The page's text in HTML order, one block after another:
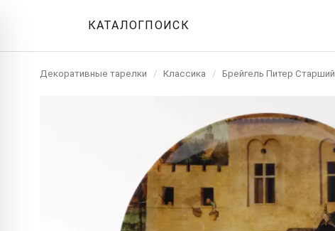
КАТАЛОГПОИСК
Декоративные тарелки / Классика / Брейгель Питер Старший